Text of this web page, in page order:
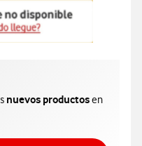
nuevos productosen